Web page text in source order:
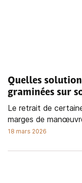
Quelles
graminées sur
Le retrait de
marges de
18 mars 2026